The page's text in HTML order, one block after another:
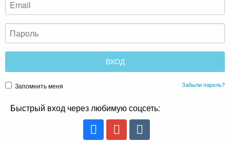
Запомнить меня Забыли пароль?
Быстрый вход через любимую соцсеть: